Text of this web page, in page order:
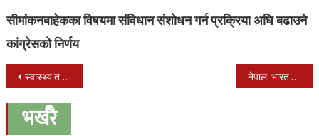
सीमांकनबाहेकका विषयमा संविधान संशोधन गर्न प्रक्रिया अघि बढाउने
कांग्रेसको निर्णय
Post
navigation
स्वास्थ्य तथा जनसंख्या वैज्ञानिकहरुको चौंथो शिखर सम्मेलन काठमाडौंमा सुरु नेपाल-भारत प्रबुद्ध समूहको बैठक आजदेखि भारतको नयाँ दिल्लीमा
भर्खरै